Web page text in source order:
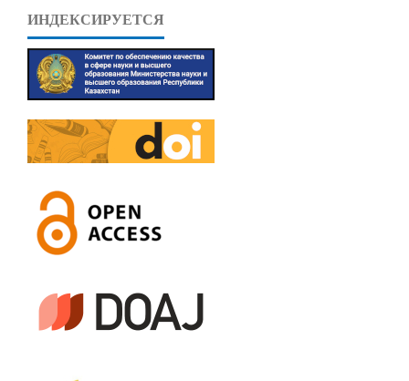
ИНДЕКСИРУЕТСЯ